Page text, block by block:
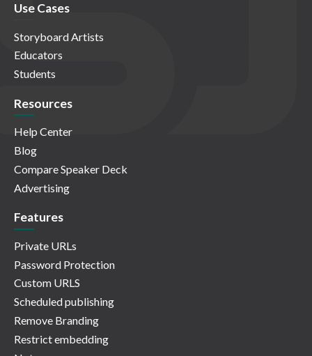
Use Cases
Storyboard Artists
Educators
Students
Resources
Help Center
Blog
Compare Speaker Deck
Advertising
Features
Private URLs
Password Protection
Custom URLS
Scheduled publishing
Remove Branding
Restrict embedding